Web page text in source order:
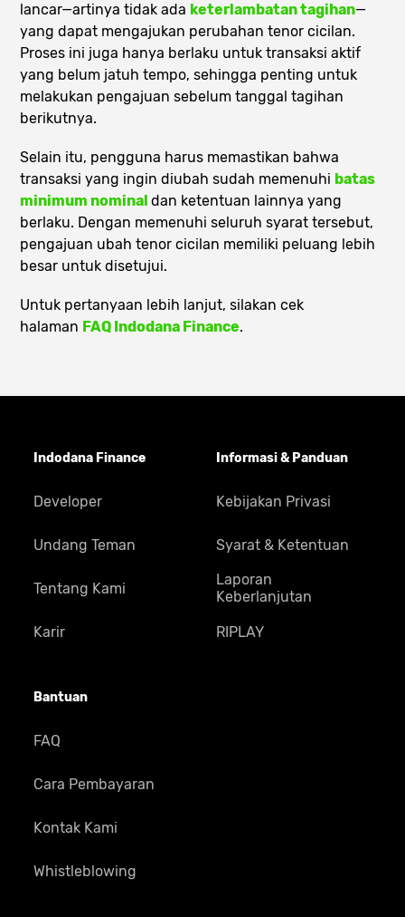
lancar—artinya tidak ada keterlambatan tagihan—
yang dapat mengajukan perubahan tenor cicilan.
Proses ini juga hanya berlaku untuk transaksi aktif
yang belum jatuh tempo, sehingga penting untuk
melakukan pengajuan sebelum tanggal tagihan
berikutnya.
Selain itu, pengguna harus memastikan bahwa
transaksi yang ingin diubah sudah memenuhi batas
minimum nominaldan ketentuan lainnya yang
berlaku. Dengan memenuhi seluruh syarat tersebut,
pengajuan ubah tenor cicilan memiliki peluang lebih
besar untuk disetujui.
Untuk pertanyaan lebih lanjut, silakan cek
halaman FAQ Indodana Finance.
Indodana Finance
Developer
Undang Teman
Tentang Kami
Karir
Bantuan
FAQ
Cara Pembayaran
Kontak Kami
Whistleblowing
Informasi & Panduan
Kebijakan Privasi
Syarat & Ketentuan
Laporan
Keberlanjutan
RIPLAY